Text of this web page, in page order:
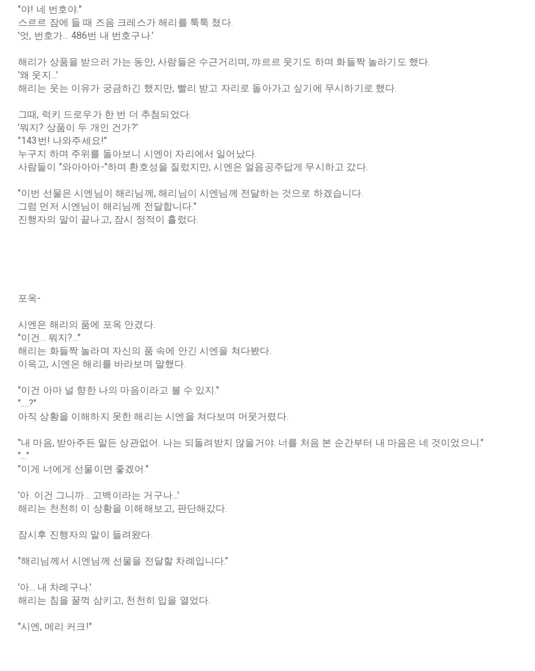
"야! 네 번호야."
스르르 잠에 들 때 즈음 크레스가 해리를 툭툭 쳤다.
'엇, 번호가... 486번 내 번호구나.'
해리가 상품을 받으러 가는 동안, 사람들은 수근거리며, 꺄르르 웃기도 하며 화들짝 놀라기도 했다.
'왜 웃지...'
해리는 웃는 이유가 궁금하긴 했지만, 빨리 받고 자리로 돌아가고 싶기에 무시하기로 했다.
그때, 럭키 드로우가 한 번 더 추첨되었다.
'뭐지? 상품이 두 개인 건가?'
"143번! 나와주세요!"
누구지 하며 주위를 돌아보니 시엔이 자리에서 일어났다.
사람들이 "와아아아-"하며 환호성을 질렀지만, 시엔은 얼음공주답게 무시하고 갔다.
"이번 선물은 시엔님이 해리님께, 해리님이 시엔님께 전달하는 것으로 하겠습니다.
그럼 먼저 시엔님이 해리님께 전달합니다."
진행자의 말이 끝나고, 잠시 정적이 흘렀다.
포옥-
시엔은 해리의 품에 포옥 안겼다.
"이건... 뭐지?..."
해리는 화들짝 놀라며 자신의 품 속에 안긴 시엔을 쳐다봤다.
이윽고, 시엔은 해리를 바라보며 말했다.
"이건 아마 널 향한 나의 마음이라고 볼 수 있지."
"....?"
아직 상황을 이해하지 못한 해리는 시엔을 쳐다보며 머뭇거렸다.
"내 마음, 받아주든 말든 상관없어. 나는 되돌려받지 않을거야. 너를 처음 본 순간부터 내 마음은 네 것이었으니."
"..."
"이게 너에게 선물이면 좋겠어."
'아. 이건 그니까... 고백이라는 거구나...'
해리는 천천히 이 상황을 이해해보고, 판단해갔다.
잠시후 진행자의 말이 들려왔다.
"해리님께서 시엔님께 선물을 전달할 차례입니다."
'아... 내 차례구나.'
해리는 침을 꿀꺽 삼키고, 천천히 입을 열었다.
"시엔, 메리 커크!"